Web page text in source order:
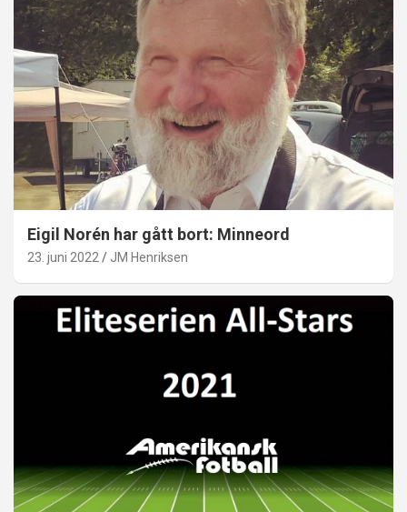
Eigil Norén har gått bort: Minneord
23. juni 2022 JM Henriksen